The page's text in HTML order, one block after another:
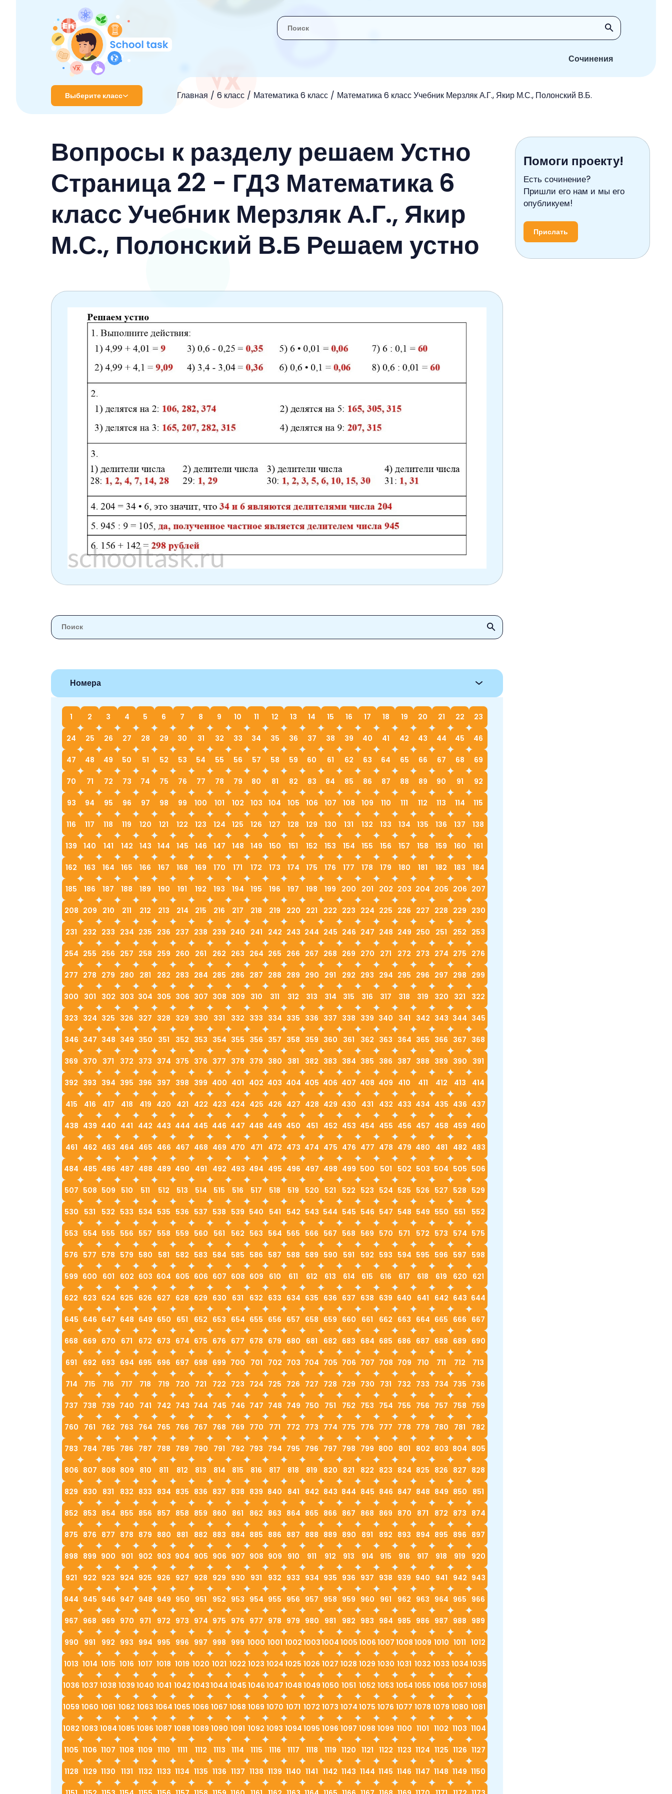
Сочинения
Выберите класс Главная 6 класс Математика 6 класс Математика 6 класс Учебник Мерзляк А.Г., Якир М.С., Полонский В.Б.
2 класс
4 класс
5 класс
7 класс
9 класс
10 класс
Вопросы к разделу решаем Устно
Страница 22 - ГДЗ Математика 6
класс Учебник Мерзляк А.Г., Якир
М.С., Полонский В.Б Решаем устно
Номера
1 2 3 4 5 6 7 8 9 10 11 12 13 14 15 16 17 18 19 20 21 22 23
24 25 26 27 28 29 30 31 32 33 34 35 36 37 38 39 40 41 42 43 44 45 46
47 48 49 50 51 52 53 54 55 56 57 58 59 60 61 62 63 64 65 66 67 68 69
70 71 72 73 74 75 76 77 78 79 80 81 82 83 84 85 86 87 88 89 90 91 92
93 94 95 96 97 98 99 100 101 102 103 104 105 106 107 108 109 110 111 112 113 114 115
116 117 118 119 120 121 122 123 124 125 126 127 128 129 130 131 132 133 134 135 136 137 138
139 140 141 142 143 144 145 146 147 148 149 150 151 152 153 154 155 156 157 158 159 160 161
162 163 164 165 166 167 168 169 170 171 172 173 174 175 176 177 178 179 180 181 182 183 184
185 186 187 188 189 190 191 192 193 194 195 196 197 198 199 200 201 202 203 204 205 206 207
208 209 210 211 212 213 214 215 216 217 218 219 220 221 222 223 224 225 226 227 228 229 230
231 232 233 234 235 236 237 238 239 240 241 242 243 244 245 246 247 248 249 250 251 252 253
254 255 256 257 258 259 260 261 262 263 264 265 266 267 268 269 270 271 272 273 274 275 276
277 278 279 280 281 282 283 284 285 286 287 288 289 290 291 292 293 294 295 296 297 298 299
300 301 302 303 304 305 306 307 308 309 310 311 312 313 314 315 316 317 318 319 320 321 322
323 324 325 326 327 328 329 330 331 332 333 334 335 336 337 338 339 340 341 342 343 344 345
346 347 348 349 350 351 352 353 354 355 356 357 358 359 360 361 362 363 364 365 366 367 368
369 370 371 372 373 374 375 376 377 378 379 380 381 382 383 384 385 386 387 388 389 390 391
392 393 394 395 396 397 398 399 400 401 402 403 404 405 406 407 408 409 410 411 412 413 414
415 416 417 418 419 420 421 422 423 424 425 426 427 428 429 430 431 432 433 434 435 436 437
438 439 440 441 442 443 444 445 446 447 448 449 450 451 452 453 454 455 456 457 458 459 460
461 462 463 464 465 466 467 468 469 470 471 472 473 474 475 476 477 478 479 480 481 482 483
484 485 486 487 488 489 490 491 492 493 494 495 496 497 498 499 500 501 502 503 504 505 506
507 508 509 510 511 512 513 514 515 516 517 518 519 520 521 522 523 524 525 526 527 528 529
530 531 532 533 534 535 536 537 538 539 540 541 542 543 544 545 546 547 548 549 550 551 552
553 554 555 556 557 558 559 560 561 562 563 564 565 566 567 568 569 570 571 572 573 574 575
576 577 578 579 580 581 582 583 584 585 586 587 588 589 590 591 592 593 594 595 596 597 598
599 600 601 602 603 604 605 606 607 608 609 610 611 612 613 614 615 616 617 618 619 620 621
622 623 624 625 626 627 628 629 630 631 632 633 634 635 636 637 638 639 640 641 642 643 644
645 646 647 648 649 650 651 652 653 654 655 656 657 658 659 660 661 662 663 664 665 666 667
668 669 670 671 672 673 674 675 676 677 678 679 680 681 682 683 684 685 686 687 688 689 690
691 692 693 694 695 696 697 698 699 700 701 702 703 704 705 706 707 708 709 710 711 712 713
714 715 716 717 718 719 720 721 722 723 724 725 726 727 728 729 730 731 732 733 734 735 736
737 738 739 740 741 742 743 744 745 746 747 748 749 750 751 752 753 754 755 756 757 758 759
760 761 762 763 764 765 766 767 768 769 770 771 772 773 774 775 776 777 778 779 780 781 782
783 784 785 786 787 788 789 790 791 792 793 794 795 796 797 798 799 800 801 802 803 804 805
806 807 808 809 810 811 812 813 814 815 816 817 818 819 820 821 822 823 824 825 826 827 828
829 830 831 832 833 834 835 836 837 838 839 840 841 842 843 844 845 846 847 848 849 850 851
852 853 854 855 856 857 858 859 860 861 862 863 864 865 866 867 868 869 870 871 872 873 874
875 876 877 878 879 880 881 882 883 884 885 886 887 888 889 890 891 892 893 894 895 896 897
898 899 900 901 902 903 904 905 906 907 908 909 910 911 912 913 914 915 916 917 918 919 920
921 922 923 924 925 926 927 928 929 930 931 932 933 934 935 936 937 938 939 940 941 942 943
944 945 946 947 948 949 950 951 952 953 954 955 956 957 958 959 960 961 962 963 964 965 966
967 968 969 970 971 972 973 974 975 976 977 978 979 980 981 982 983 984 985 986 987 988 989
990 991 992 993 994 995 996 997 998 999 1000 1001 1002 10031004 1005 1006 1007 1008 1009 1010 1011 1012
1013 1014 1015 1016 1017 1018 1019 1020 1021 1022 1023 1024 1025 1026 1027 1028 1029 1030 1031 1032 1033 1034 1035
1036 1037 1038 1039 1040 1041 1042 10431044 1045 1046 1047 1048 1049 1050 1051 1052 1053 1054 1055 1056 1057 1058
1059 1060 1061 1062 1063 1064 1065 1066 1067 1068 1069 1070 1071 1072 1073 1074 1075 1076 1077 1078 1079 1080 1081
1082 1083 1084 1085 1086 1087 1088 1089 1090 1091 1092 1093 1094 1095 1096 1097 1098 1099 1100 1101 1102 1103 1104
1105 1106 1107 1108 1109 1110 1111 1112 1113 1114 1115 1116 1117 1118 1119 1120 1121 1122 1123 1124 1125 1126 1127
1128 1129 1130 1131 1132 1133 1134 1135 1136 1137 1138 1139 1140 1141 1142 1143 1144 1145 1146 1147 1148 1149 1150
Помоги проекту!
Есть сочинение?
Пришли его нам и мы его
опубликуем!
Прислать